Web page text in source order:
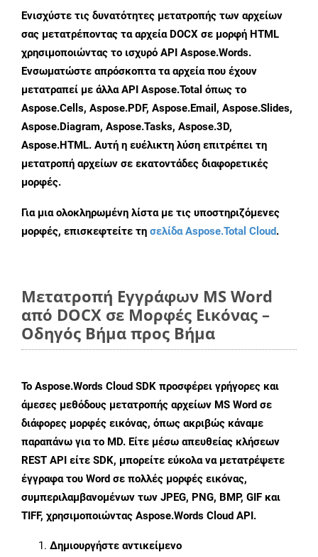
Ενισχύστε τις δυνατότητες μετατροπής των αρχείων
σας μετατρέποντας τα αρχεία DOCX σε μορφή HTML
χρησιμοποιώντας το ισχυρό API Aspose.Words.
Ενσωματώστε απρόσκοπτα τα αρχεία που έχουν
μετατραπεί με άλλα API Aspose.Total όπως το
Aspose.Cells, Aspose.PDF, Aspose.Email, Aspose.Slides,
Aspose.Diagram, Aspose.Tasks, Aspose.3D,
Aspose.HTML. Αυτή η ευέλικτη λύση επιτρέπει τη
μετατροπή αρχείων σε εκατοντάδες διαφορετικές
μορφές.
Για μια ολοκληρωμένη λίστα με τις υποστηριζόμενες
μορφές, επισκεφτείτε τη σελίδα Aspose.Total Cloud.
Μετατροπή Εγγράφων MS Word
από DOCX σε Μορφές Εικόνας –
Οδηγός Βήμα προς Βήμα
Το Aspose.Words Cloud SDK προσφέρει γρήγορες και
άμεσες μεθόδους μετατροπής αρχείων MS Word σε
διάφορες μορφές εικόνας, όπως ακριβώς κάναμε
παραπάνω για το MD. Είτε μέσω απευθείας κλήσεων
REST API είτε SDK, μπορείτε εύκολα να μετατρέψετε
έγγραφα του Word σε πολλές μορφές εικόνας,
συμπεριλαμβανομένων των JPEG, PNG, BMP, GIF και
TIFF, χρησιμοποιώντας Aspose.Words Cloud API.
Δημιουργήστε αντικείμενο